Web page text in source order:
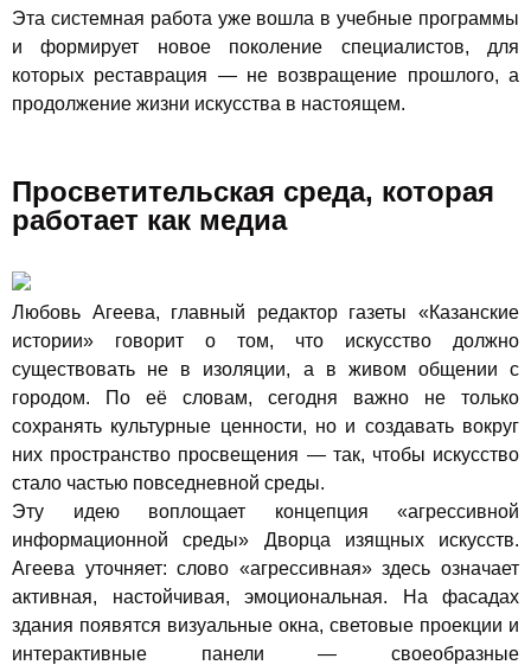
Эта системная работа уже вошла в учебные программы
и формирует новое поколение специалистов, для
которых реставрация — не возвращение прошлого, а
продолжение жизни искусства в настоящем.
Просветительская среда, которая
работает как медиа
Любовь Агеева, главный редактор газеты «Казанские
истории» говорит о том, что искусство должно
существовать не в изоляции, а в живом общении с
городом. По её словам, сегодня важно не только
сохранять культурные ценности, но и создавать вокруг
них пространство просвещения — так, чтобы искусство
стало частью повседневной среды.
Эту идею воплощает концепция «агрессивной
информационной среды» Дворца изящных искусств.
Агеева уточняет: слово «агрессивная» здесь означает
активная, настойчивая, эмоциональная. На фасадах
здания появятся визуальные окна, световые проекции и
интерактивные панели — своеобразные